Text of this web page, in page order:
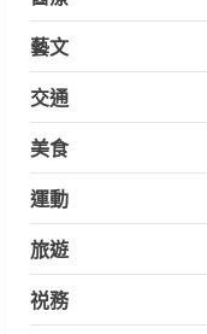
藝文
交通
美食
運動
旅遊
祱務